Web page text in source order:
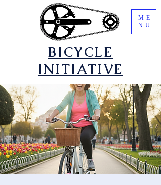
​BICYCLE
INITIATIVE
ME
NU